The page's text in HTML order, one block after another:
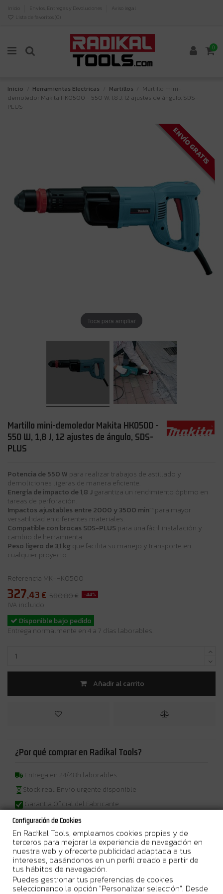
Inicio Envíos, Entregas y Devoluciones
Aviso legal
Lista de favoritos ( 0)
0
Inicio Herramientas Electricas Martillos
Martillo mini-
demoledor Makita HK0500 - 550 W, 1,8 J, 12 ajustes de ángulo, SDS-
PLUS
ENVÍO GRATIS
Toca para ampliar
Martillo mini-demoledor Makita HK0500 -
550 W, 1,8 J, 12 ajustes de ángulo, SDS-
PLUS
Potencia de 550 W para realizar trabajos de astillado y
demoliciones ligeras de manera eficiente.
Energía de impacto de 1,8 J garantiza un rendimiento óptimo en
tareas de perforación.
Impactos ajustables entre 2000 y 3500 min⁻¹para mayor
versatilidad en diferentes materiales.
Compatible con brocas SDS-PLUS para una fácil instalación y
cambio de herramienta.
Peso ligero de 3,1 kg que facilita su manejo y transporte en
cualquier proyecto.
Referencia MK-HK0500
327,43 € 580,80 € -44%
IVA incluido
Disponible bajo pedido
Entrega normalmente en 4 a 7 días laborables.
Añadir al carrito
¿Por qué comprar en Radikal Tools?
Entrega en 24/48h laborables
Stock real. Envío urgente disponible
Garantia Oficial del Fabricante
Más Información
550 W • para SDS-PLUS • 1,8 JHerramienta manejable y ligera
para astillar
Configuración de Cookies
En Radikal Tools, empleamos cookies propias y de
terceros para mejorar la experiencia de navegación en
nuestra web y ofrecerte publicidad adaptada a tus
intereses, basándonos en un perfil creado a partir de
tus hábitos de navegación.
Puedes gestionar tus preferencias de cookies
seleccionando la opción "Personalizar selección". Desde